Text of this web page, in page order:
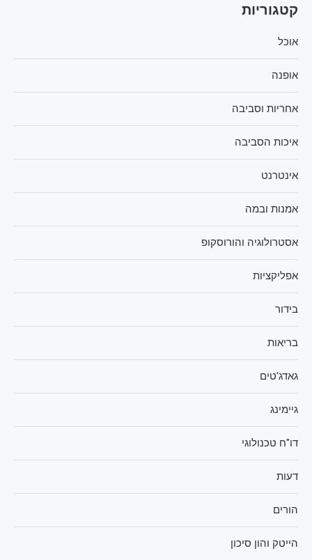
קטגוריות
אוכל
אופנה
אחריות וסביבה
איכות הסביבה
אינטרנט
אמנות ובמה
אסטרולוגיה והורוסקופ
אפליקציות
בידור
בריאות
גאדג'טים
גיימינג
דו"ח טכנולוגי
דעות
הורים
הייטק והון סיכון